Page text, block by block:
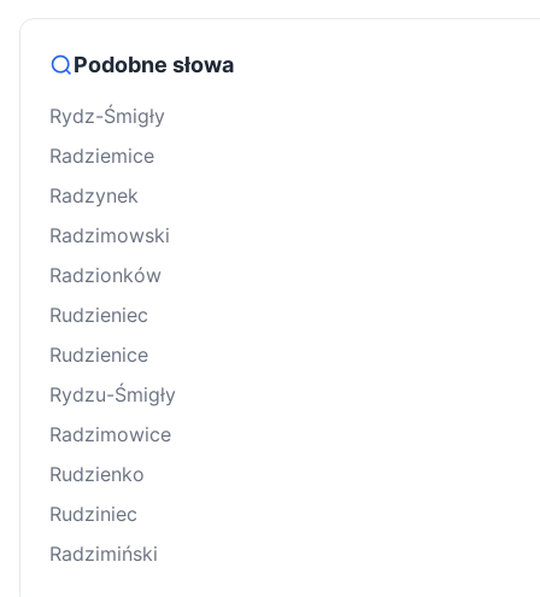
Podobne słowa
Rydz-Śmigły
Radziemice
Radzynek
Radzimowski
Radzionków
Rudzieniec
Rudzienice
Rydzu-Śmigły
Radzimowice
Rudzienko
Rudziniec
Radzimiński